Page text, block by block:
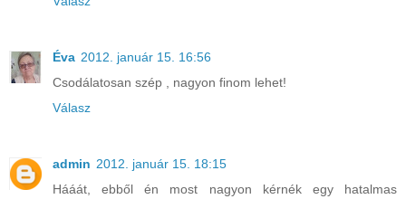
Éva 2012. január 15. 16:56
Csodálatosan szép , nagyon finom lehet!
Válasz
admin 2012. január 15. 18:15
Hááát, ebből én most nagyon kérnék egy hatalmas